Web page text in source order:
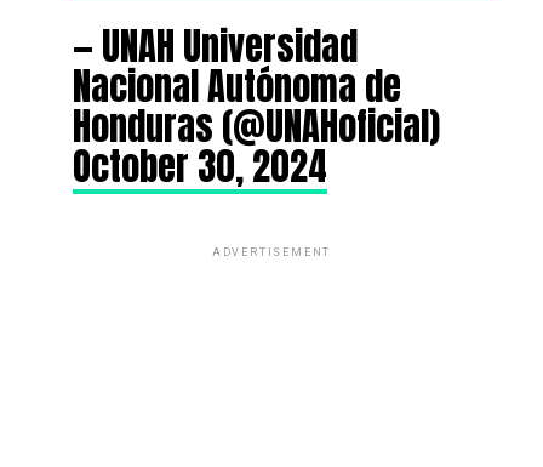
— UNAH Universidad
Nacional Autónoma de
Honduras (@UNAHoficial)
October 30, 2024
ADVERTISEMENT